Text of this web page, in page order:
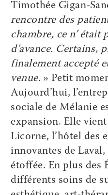
Timothée Gigan-
rencontre des
chambre, ce n’ était
d’avance. Certains,
finalement accepté
venue. » Petit
Aujourd’hui,
sociale de Mélanie
expansion. Elle vient
Licorne, l’hôtel des
innovantes de Laval,
étoffée. En plus des
différents soins de